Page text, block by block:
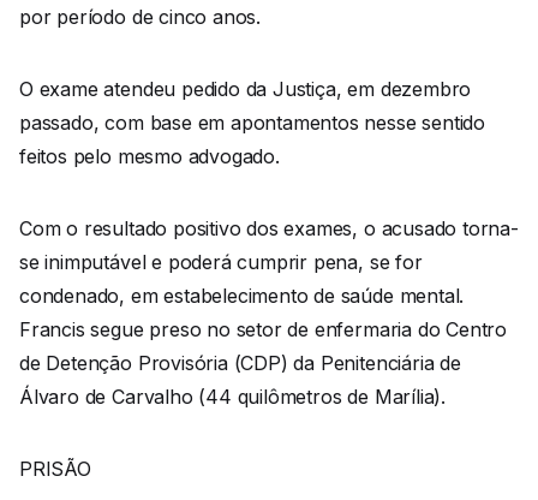
por período de cinco anos.
O exame atendeu pedido da Justiça, em dezembro
passado, com base em apontamentos nesse sentido
feitos pelo mesmo advogado.
Com o resultado positivo dos exames, o acusado torna-
se inimputável e poderá cumprir pena, se for
condenado, em estabelecimento de saúde mental.
Francis segue preso no setor de enfermaria do Centro
de Detenção Provisória (CDP) da Penitenciária de
Álvaro de Carvalho (44 quilômetros de Marília).
PRISÃO